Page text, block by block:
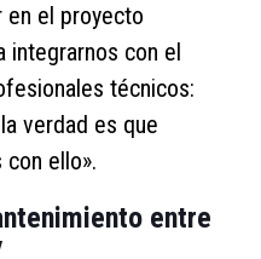
en el proyecto
integrarnos con el
técnicos:
verdad es que
ello».
entre